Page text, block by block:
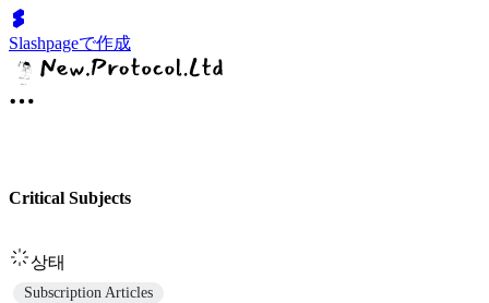
Slashpageで作成
Critical Subjects
상태
Subscription Articles